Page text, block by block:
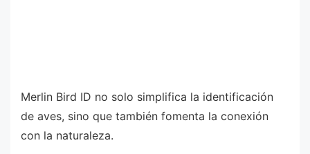
Merlin Bird ID no solo simplifica la identificación
de aves, sino que también fomenta la conexión
con la naturaleza.